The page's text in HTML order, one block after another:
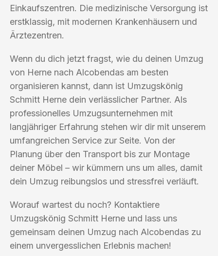
Einkaufszentren. Die medizinische Versorgung ist
erstklassig, mit modernen Krankenhäusern und
Ärztezentren.
Wenn du dich jetzt fragst, wie du deinen Umzug
von Herne nach Alcobendas am besten
organisieren kannst, dann ist Umzugskönig
Schmitt Herne dein verlässlicher Partner. Als
professionelles Umzugsunternehmen mit
langjähriger Erfahrung stehen wir dir mit unserem
umfangreichen Service zur Seite. Von der
Planung über den Transport bis zur Montage
deiner Möbel – wir kümmern uns um alles, damit
dein Umzug reibungslos und stressfrei verläuft.
Worauf wartest du noch? Kontaktiere
Umzugskönig Schmitt Herne und lass uns
gemeinsam deinen Umzug nach Alcobendas zu
einem unvergesslichen Erlebnis machen!